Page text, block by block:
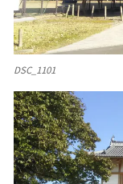
DSC_1101